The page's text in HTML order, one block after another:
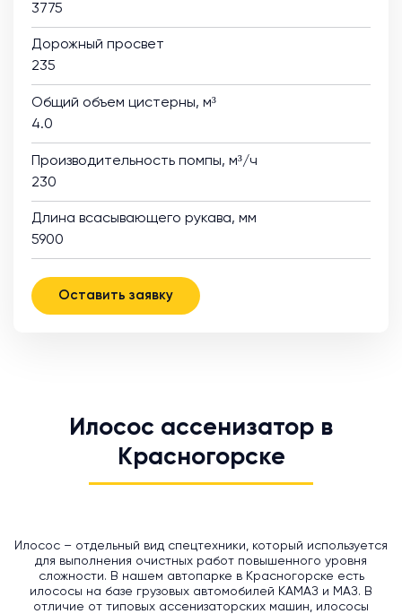
3775
Дорожный просвет
235
Общий объем цистерны, м³
4.0
Производительность помпы, м³/ч
230
Длина всасывающего рукава, мм
5900
Оставить заявку
Илосос ассенизатор в
Красногорске
Илосос – отдельный вид спецтехники, который используется
для выполнения очистных работ повышенного уровня
сложности. В нашем автопарке в Красногорске есть
илососы на базе грузовых автомобилей КАМАЗ и МАЗ. В
отличие от типовых ассенизаторских машин, илососы